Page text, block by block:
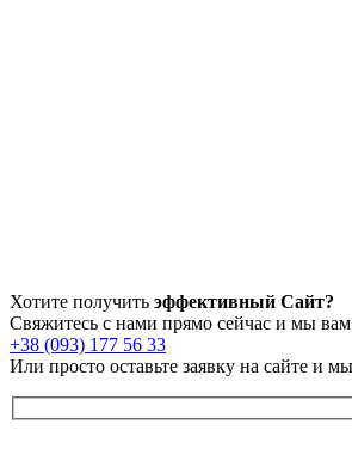
Хотите получить эффективный Сайт?
Свяжитесь с нами прямо сейчас и мы
+38 (093) 177 56 33
Или просто оставьте заявку на сайте и